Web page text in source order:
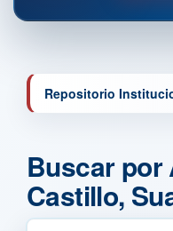
Repositorio
Buscar
Castillo,